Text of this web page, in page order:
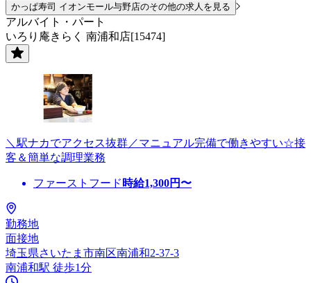
かっぱ寿司 イオンモール与野店のその他の求人を見る
アルバイト・パート
いろり庵きらく 南浦和店[15474]
＼駅ナカでアクセス抜群／マニュアル完備で働きやすい☆接
客＆簡単な調理業務
ファーストフード 時給1,300円〜
勤務地
面接地
埼玉県さいたま市南区南浦和2-37-3
南浦和駅 徒歩1分